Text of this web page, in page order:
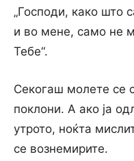
„Господи, како што
и во мене, само не
Тебе“.
Секогаш молете се
поклони. А ако ја
утрото, ноќта
се вознемирите.